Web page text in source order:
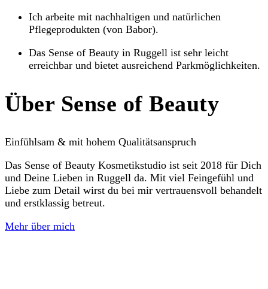
Ich arbeite mit nachhaltigen und natürlichen
Pflegeprodukten (von Babor).
Das Sense of Beauty in Ruggell ist sehr leicht
erreichbar und bietet ausreichend Parkmöglichkeiten.
Über Sense of Beauty
Einfühlsam & mit hohem Qualitätsanspruch
Das Sense of Beauty Kosmetikstudio ist seit 2018 für Dich
und Deine Lieben in Ruggell da. Mit viel Feingefühl und
Liebe zum Detail wirst du bei mir vertrauensvoll behandelt
und erstklassig betreut.
Mehr über mich